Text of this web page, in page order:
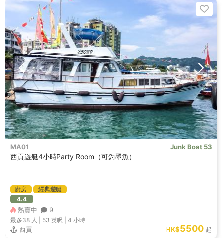
MA01 Junk Boat 53
西貢遊艇4小時Party Room（可釣墨魚）
廚房
經典遊艇
4.4
熱賣中 9
最多38人 | 53 英呎 4 小時
西貢 HK$5500 起